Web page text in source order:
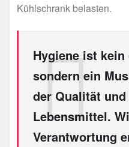
Kühlschrank belasten.
Hygiene ist
sondern ein
der Qualität
Lebensmittel.
Verantwortung